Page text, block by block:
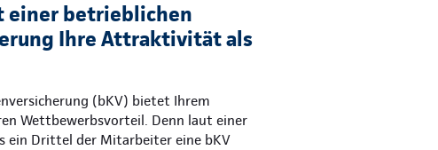
einer betrieblichen
Ihre Attraktivität als
(bKV) bietet Ihrem
Wettbewerbsvorteil. Denn laut einer
ein Drittel der Mitarbeiter eine bKV